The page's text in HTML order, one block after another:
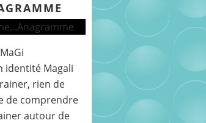
identité Magali
rien de
de comprendre
autour de